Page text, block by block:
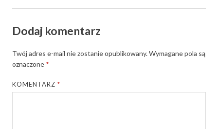
Dodaj komentarz
Twój adres e-mail nie zostanie opublikowany.Wymagane pola są
oznaczone *
KOMENTARZ*